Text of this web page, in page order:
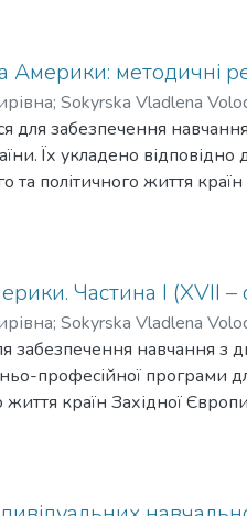
Америки: методичні
; Sokyrska Vladlena
для забезпечення
Їх укладено
та політичного життя
використовувати його
Частина І (XVIІ –
; Sokyrska Vladlena
забезпечення навчання з
професійної програми
країн Західної
Його оригінальна
вищої освіти України